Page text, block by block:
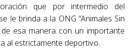
que por intermedio del
le brinda a la ONG “Animales Sin
de esa manera con un importante
al estrictamente deportivo.